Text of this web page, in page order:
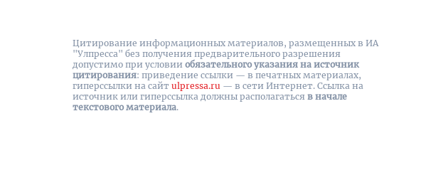
Цитирование информационных материалов, размещенных в ИА
"Улпресса" без получения предварительного разрешения
допустимо при условии обязательного указания на источник
цитирования: приведение ссылки — в печатных материалах,
гиперссылки на cайт ulpressa.ru — в сети Интернет. Ссылка на
источник или гиперссылка должны располагаться в начале
текстового материала.